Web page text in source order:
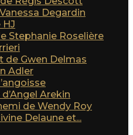
Degardin
Stephanie Roselière
de Gwen Delmas
Adler
Arekin
de Wendy Roy
Delaune et...